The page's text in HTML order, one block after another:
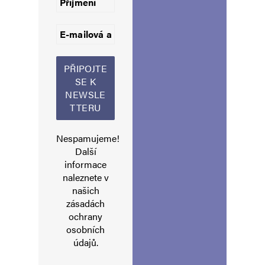
Uložit do prohlížeče jméno, e-mail a webovou stránku pro budoucí
Informujte mě o nových komentářích e-mailem.
Informujte mě o nových příspěvcích e-mailem.
Alternative:
Nespamujeme!
Další
informace
naleznete v
našich
zásadách
ochrany
osobních
údajů.